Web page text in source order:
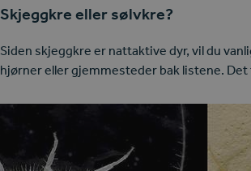
Skjeggkre eller sølvkre?
Siden skjeggkre er nattaktive dyr, vil du
hjørner eller gjemmesteder bak listene.